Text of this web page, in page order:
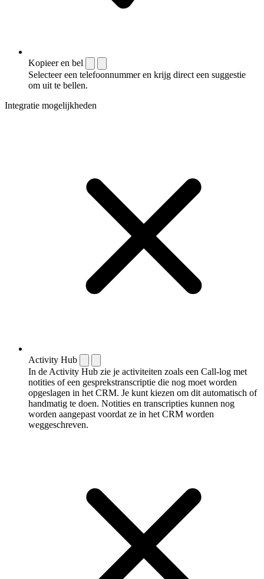
Kopieer en bel
Selecteer een telefoonnummer en krijg direct een suggestie
om uit te bellen.
Integratie mogelijkheden
Activity Hub
In de Activity Hub zie je activiteiten zoals een Call-log met
notities of een gespreks­transcriptie die nog moet worden
opgeslagen in het CRM. Je kunt kiezen om dit automatisch of
handmatig te doen. Notities en transcripties kunnen nog
worden aangepast voordat ze in het CRM worden
weggeschreven.